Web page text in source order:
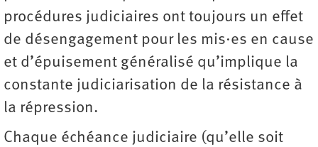
procédures judiciaires ont toujours un effet
de désengagement pour les mis·es en cause
et d’épuisement généralisé qu’implique la
constante judiciarisation de la résistance à
la répression.
Chaque échéance judiciaire (qu’elle soit